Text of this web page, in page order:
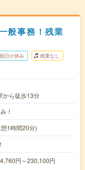
般事務！残業
日が休み 残業なし
から徒歩13分
！
1時間20分)
円～230,100円